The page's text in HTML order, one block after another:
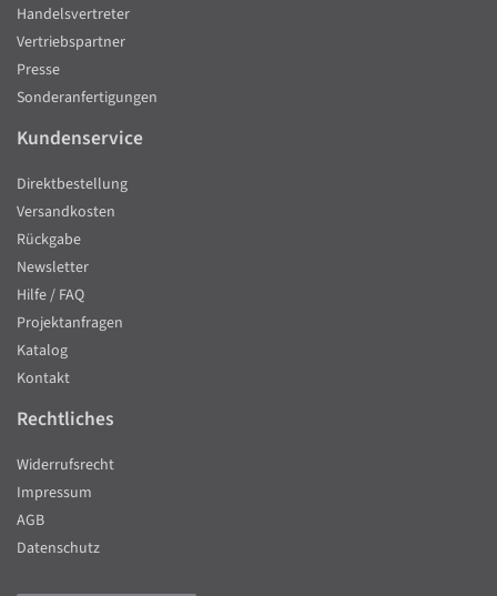
Handelsvertreter
Vertriebspartner
Presse
Sonderanfertigungen
Kundenservice
Direktbestellung
Versandkosten
Rückgabe
Newsletter
Hilfe / FAQ
Projektanfragen
Katalog
Kontakt
Rechtliches
Widerrufsrecht
Impressum
AGB
Datenschutz